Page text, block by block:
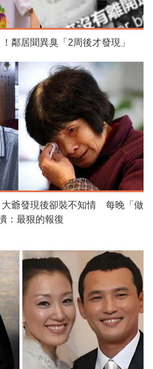
鄰居聞異臭「2周後才發現」
大爺發現後卻裝不知情 每晚「做
：最狠的報復